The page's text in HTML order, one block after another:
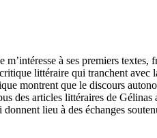
à ses premiers
littéraire qui tranchent
montrent que le discours
des articles littéraires de Gélinas
lieu à des échanges